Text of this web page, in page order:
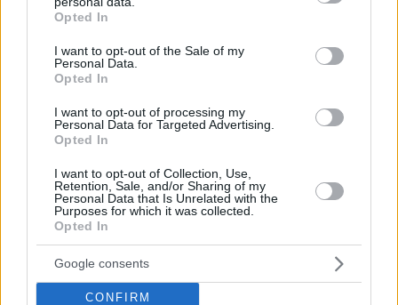
grant or deny consent to Google and its third-party tags to
use your data for below specified purposes in below Google
consent section.
Opted In
I want to opt-out of the Sale of my
Personal Data.
Opted In
I want to opt-out of processing my
Personal Data for Targeted Advertising.
Opted In
I want to opt-out of Collection, Use,
Retention, Sale, and/or Sharing of my
Personal Data that Is Unrelated with the
Purposes for which it was collected.
Opted In
Google consents
CONFIRM